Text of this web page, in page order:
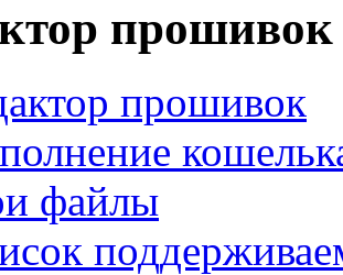
прошивок
прошивок
файлы